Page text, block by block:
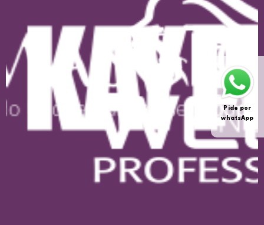
Pide por
whatsApp